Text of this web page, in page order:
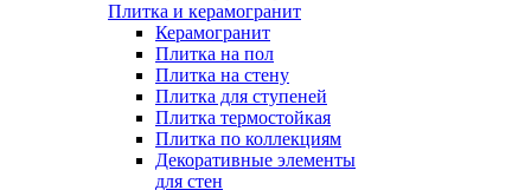
Плитка и керамогранит
Керамогранит
Плитка на пол
Плитка на стену
Плитка для ступеней
Плитка термостойкая
Плитка по коллекциям
Декоративные элементы
для стен